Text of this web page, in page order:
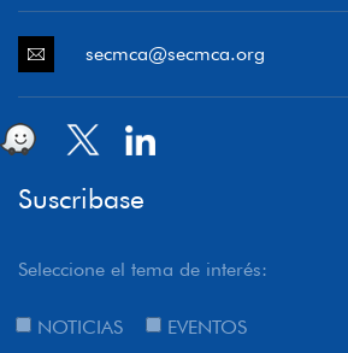
secmca@secmca.org
Suscribase
Seleccione el tema de interés:
NOTICIAS EVENTOS